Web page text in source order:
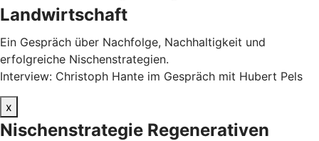
Landwirtschaft
Ein Gespräch über Nachfolge, Nachhaltigkeit und
erfolgreiche Nischenstrategien.
Interview: Christoph Hante im Gespräch mit Hubert Pels
x
Nischenstrategie Regenerativen